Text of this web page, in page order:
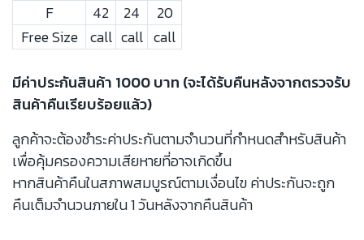
F
42 24
20
Free Size call call call
มีค่าประกันสินค้า 1000 บาท (จะได้รับคืนหลังจากตรวจรับ
สินค้าคืนเรียบร้อยแล้ว)
ลูกค้าจะต้องชำระค่าประกันตามจำนวนที่กำหนดสำหรับสินค้า
เพื่อคุ้มครองความเสียหายที่อาจเกิดขึ้น
หากสินค้าคืนในสภาพสมบูรณ์ตามเงื่อนไข ค่าประกันจะถูก
คืนเต็มจำนวนภายใน 1 วันหลังจากคืนสินค้า